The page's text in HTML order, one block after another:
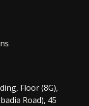
Floor (8G),
Road), 45